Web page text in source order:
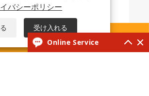
>>

バシーポリシー
受け入れる
Online Service